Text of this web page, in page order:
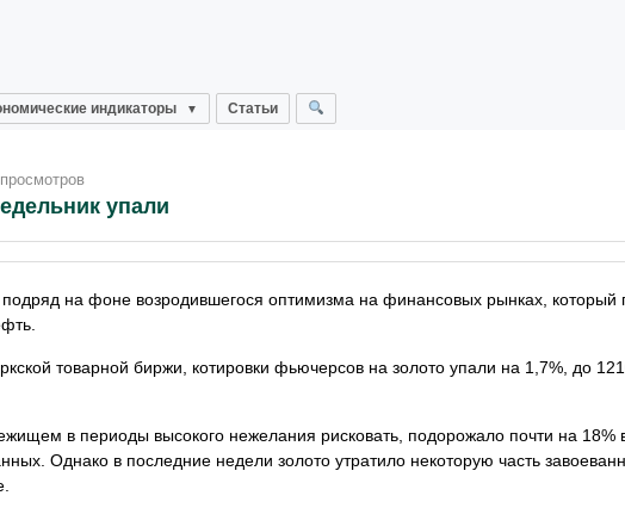
индикаторы Статьи
упали
на фоне возродившегося оптимизма на финансовых рынках, который
товарной биржи, котировки фьючерсов на золото упали на 1,7%, до
в периоды высокого нежелания рисковать, подорожало почти на 18%
Однако в последние недели золото утратило некоторую часть